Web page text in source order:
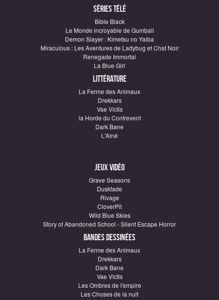
Séries télé
Bible Black
Le Monde incroyable de Gumball
Demon Slayer : Kimetsu no Yaiba
Miraculous : Les Aventures de Ladybug et Chat Noir
Renegade Immortal
La Blue Girl
Littérature
La Ferme des Animaux
Drekkars
Vae Victis
la Horde du Contrevent
Dark Bane
L'Ainé
Jeux vidéo
Grave Seasons
Duskfade
Rivage
CloverPit
Wild Blue Skies
Story of Abandoned School - Silent Escape Horror
Bandes dessinées
La Ferme des Animaux
Drekkars
Dark Bane
Vae Victis
Les Ombres de l'empire
Les Choses de la nuit